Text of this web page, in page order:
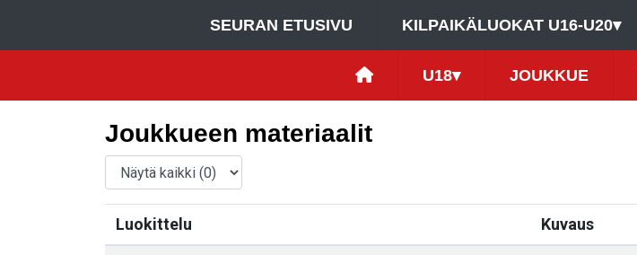
SEURAN ETUSIVU KILPAIKÄLUOKAT U16-U20▾
U18▾ JOUKKUE
Joukkueen materiaalit
Luokittelu Kuvaus